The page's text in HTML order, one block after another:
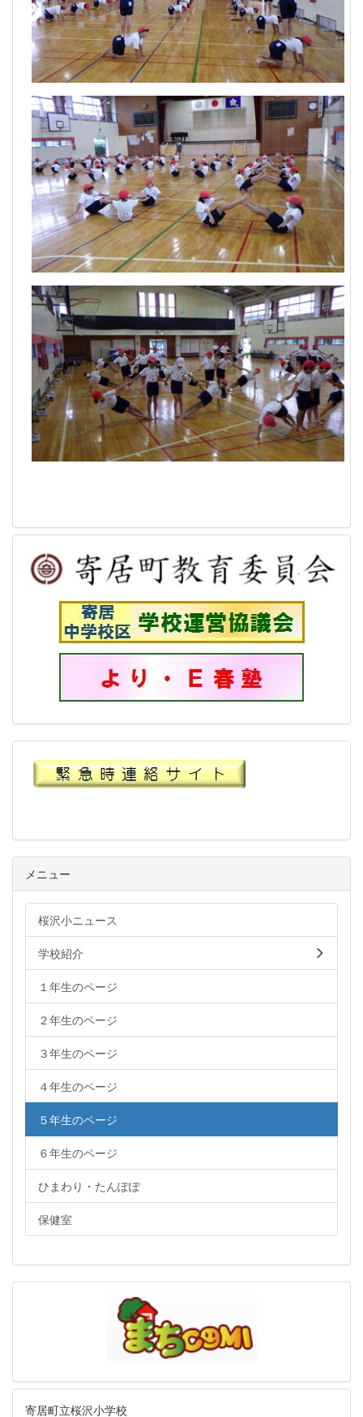
メニュー
桜沢小ニュース
学校紹介
１年生のページ
２年生のページ
３年生のページ
４年生のページ
５年生のページ
６年生のページ
ひまわり・たんぽぽ
保健室
寄居町立桜沢小学校